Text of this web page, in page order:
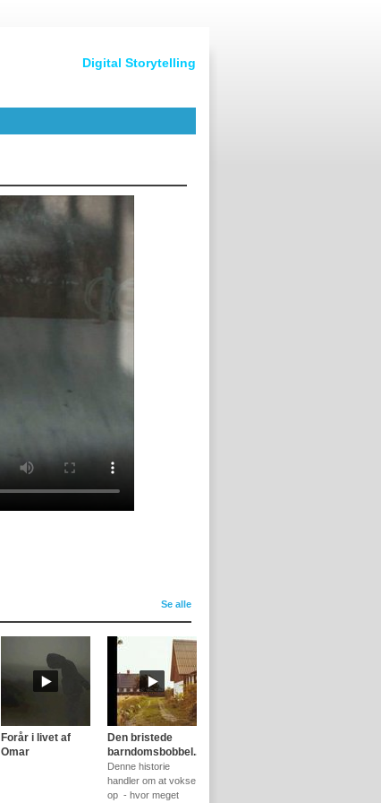
Digital Storytelling
Se alle
Forår i livet af
Omar
Den bristede
barndomsbobbel...
Denne historie
handler om at vokse
op - hvor meget